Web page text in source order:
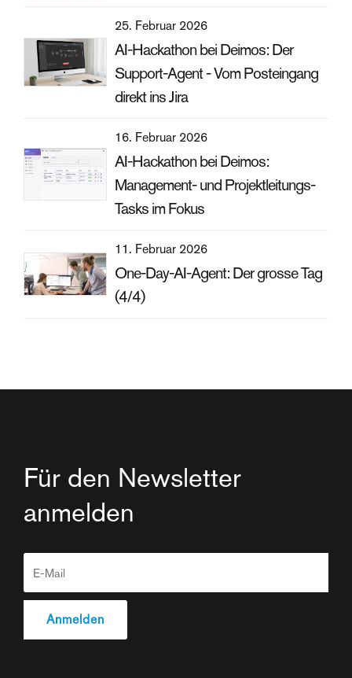
25. Februar 2026
AI-Hackathon bei Deimos: Der
Support-Agent - Vom Posteingang
direkt ins Jira
16. Februar 2026
AI-Hackathon bei Deimos:
Management- und Projektleitungs-
Tasks im Fokus
11. Februar 2026
One-Day-AI-Agent: Der grosse Tag
(4/4)
Für den Newsletter
anmelden